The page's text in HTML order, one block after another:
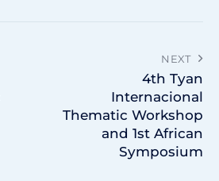
NEXT
4th Tyan
Internacional
Thematic Workshop
and 1st African
Symposium